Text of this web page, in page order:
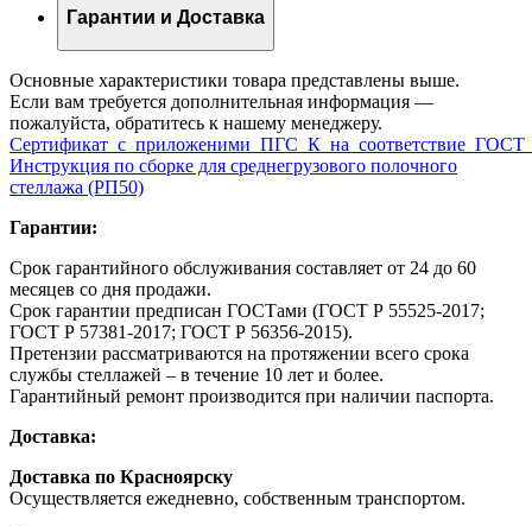
Гарантии и Доставка
Основные характеристики товара представлены выше.
Если вам требуется дополнительная информация —
пожалуйста, обратитесь к нашему менеджеру.
Инструкция по сборке для среднегрузового полочного
стеллажа (РП50)
Гарантии:
Срок гарантийного обслуживания составляет от 24 до 60
месяцев со дня продажи.
Срок гарантии предписан ГОСТами (ГОСТ Р 55525-2017;
ГОСТ Р 57381-2017; ГОСТ Р 56356-2015).
Претензии рассматриваются на протяжении всего срока
службы стеллажей – в течение 10 лет и более.
Гарантийный ремонт производится при наличии паспорта.
Доставка:
Доставка по Красноярску
Осуществляется ежедневно, собственным транспортом.